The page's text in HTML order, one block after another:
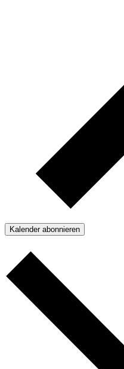
Kalender abonnieren